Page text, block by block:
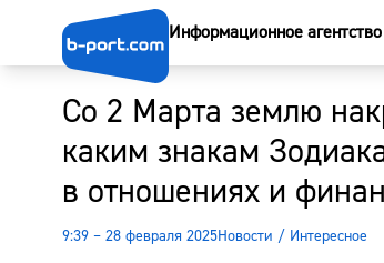
Информационное
Со 2 Марта землю
каким знакам
в отношениях и
9:39 – 28 февраля 2025Новости / Интересное